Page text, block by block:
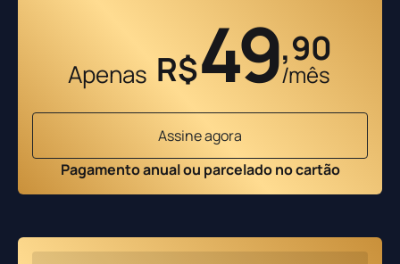
Apenas R$49,90
/mês
Assine agora
Pagamento anual ou parcelado no cartão